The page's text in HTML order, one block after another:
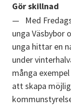
Gör skillnad
Med
unga Väsbybor
unga hittar en
under
många
att skapa